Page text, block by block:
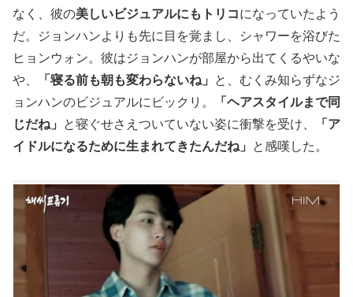
なく、彼の美しいビジュアルにもトリコになっていたよう
だ。ジョンハンよりも先に目を覚まし、シャワーを浴びた
ヒョンウォン。彼はジョンハンが部屋から出てくるやいな
や、
「寝る前も朝も変わらないね」
と、むくみ知らずなジ
ョンハンのビジュアルにビックリ。
「ヘアスタイルまで同
じだね」
と寝ぐせさえついていない姿に衝撃を受け、
「ア
イドルになるために生まれてきたんだね」
と感嘆した。